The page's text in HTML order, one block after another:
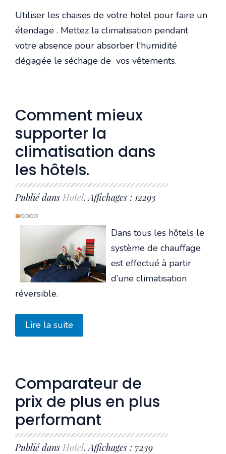
Utiliser les chaises de votre hotel pour faire un
étendage . Mettez la climatisation pendant
votre absence pour absorber l'humidité
dégagée le séchage de vos vêtements.
Comment mieux
supporter la
climatisation dans
les hôtels.
Publié dans Hotel. Affichages : 12293
Vote
utilisateur:1 /5
Dans tous les hôtels le
système de chauffage
est effectué à partir
d’une climatisation
réversible.
Lire la suite
Comparateur de
prix de plus en plus
performant
Publié dans Hotel. Affichages : 7239